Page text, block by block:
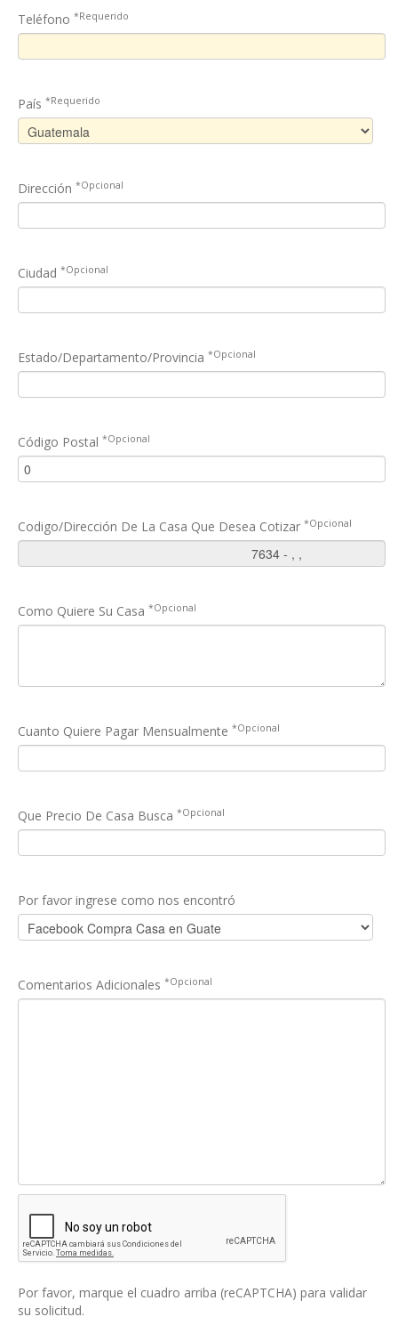
Teléfono *Requerido
País *Requerido
Dirección *Opcional
Ciudad *Opcional
Estado/Departamento/Provincia *Opcional
Código Postal *Opcional
Codigo/Dirección De La Casa Que Desea Cotizar *Opcional
Como Quiere Su Casa *Opcional
Cuanto Quiere Pagar Mensualmente *Opcional
Que Precio De Casa Busca *Opcional
Por favor ingrese como nos encontró
Comentarios Adicionales *Opcional
Por favor, marque el cuadro arriba (reCAPTCHA) para validar
su solicitud.